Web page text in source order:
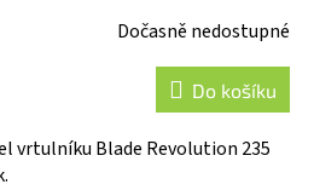
Dočasně nedostupné
Do košíku
vrtulníku Blade Revolution 235